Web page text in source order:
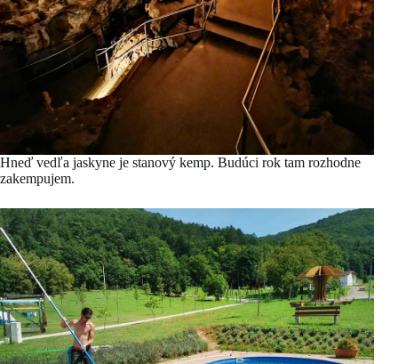
Hneď vedľa jaskyne je stanový kemp. Budúci rok tam rozhodne
zakempujem.